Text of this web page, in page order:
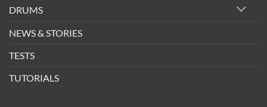
DRUMS
NEWS & STORIES
TESTS
TUTORIALS